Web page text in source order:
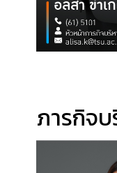
ภารกิจ